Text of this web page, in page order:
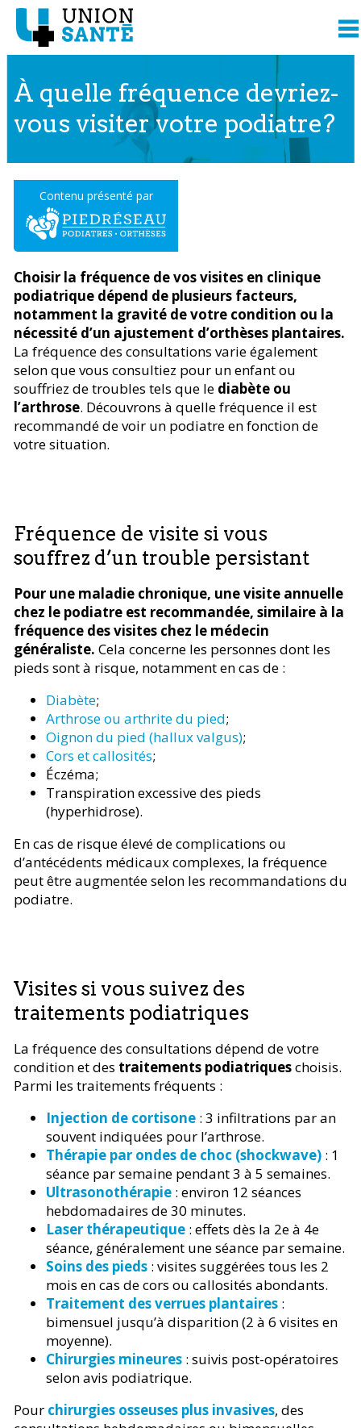
À quelle fréquence devriez-
vous visiter votre podiatre?
Contenu présenté par
Choisir la fréquence de vos visites en clinique
podiatrique dépend de plusieurs facteurs,
notamment la gravité de votre condition ou la
nécessité d’un ajustement d’orthèses plantaires.
La fréquence des consultations varie également
selon que vous consultiez pour un enfant ou
souffriez de troubles tels que le diabète ou
l’arthrose. Découvrons à quelle fréquence il est
recommandé de voir un podiatre en fonction de
votre situation.
Fréquence de visite si vous
souffrez d’un trouble persistant
Pour une maladie chronique, une visite annuelle
chez le podiatre est recommandée, similaire à la
fréquence des visites chez le médecin
généraliste. Cela concerne les personnes dont les
pieds sont à risque, notamment en cas de :
Diabète;
Arthrose ou arthrite du pied;
Oignon du pied (hallux valgus);
Cors et callosités;
Éczéma;
Transpiration excessive des pieds
(hyperhidrose).
En cas de risque élevé de complications ou
d’antécédents médicaux complexes, la fréquence
peut être augmentée selon les recommandations du
podiatre.
Visites si vous suivez des
traitements podiatriques
La fréquence des consultations dépend de votre
condition et des traitements podiatriqueschoisis.
Parmi les traitements fréquents :
Injection de cortisone : 3 infiltrations par an
souvent indiquées pour l’arthrose.
Thérapie par ondes de choc (shockwave) : 1
séance par semaine pendant 3 à 5 semaines.
Ultrasonothérapie : environ 12 séances
hebdomadaires de 30 minutes.
Laser thérapeutique : effets dès la 2e à 4e
séance, généralement une séance par semaine.
Soins des pieds : visites suggérées tous les 2
mois en cas de cors ou callosités abondants.
Traitement des verrues plantaires :
bimensuel jusqu’à disparition (2 à 6 visites en
moyenne).
Chirurgies mineures : suivis post-opératoires
selon avis podiatrique.
Pour chirurgies osseuses plus invasives, des